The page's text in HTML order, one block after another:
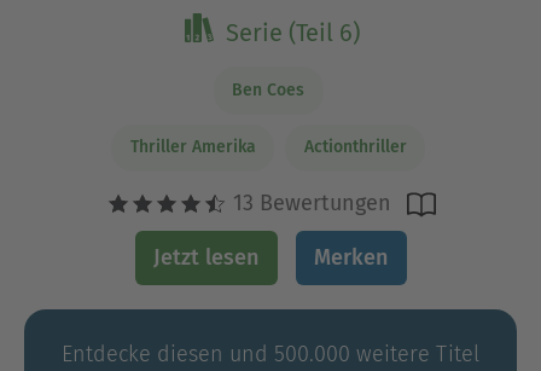
Serie (Teil 6)
Ben Coes
Thriller Amerika Actionthriller
13 Bewertungen
Jetzt lesen Merken
Entdecke diesen und 500.000 weitere Titel